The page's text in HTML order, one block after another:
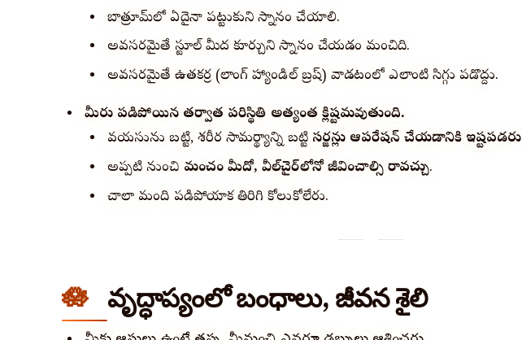
బాత్రూమ్‌లో ఏదైనా పట్టుకుని స్నానం చేయాలి.
అవసరమైతే స్టూల్ మీద కూర్చుని స్నానం చేయడం మంచిది.
అవసరమైతే ఉతకర్ర (లాంగ్ హ్యాండిల్ బ్రష్) వాడటంలో ఎలాంటి సిగ్గు పడొద్దు.
మీరు పడిపోయిన తర్వాత పరిస్థితి అత్యంత క్లిష్టమవుతుంది.
వయసును బట్టి, శరీర సామర్థ్యాన్ని బట్టి సర్జన్లు ఆపరేషన్ చేయడానికి ఇష్టపడరు
అప్పటి నుంచి మంచం మీదో, వీల్‌చైర్‌లోనో జీవించాల్సి రావచ్చు.
చాలా మంది పడిపోయాక తిరిగి కోలుకోలేరు.
వృద్ధాప్యంలో బంధాలు, జీవన శైలి